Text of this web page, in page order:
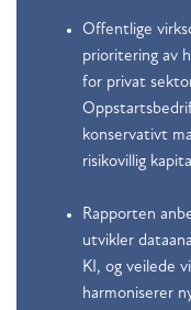
Offentlige
prioritering av
for privat
konservativt
risikovillig
Rapporten
utvikler
KI, og veilede
harmoniserer